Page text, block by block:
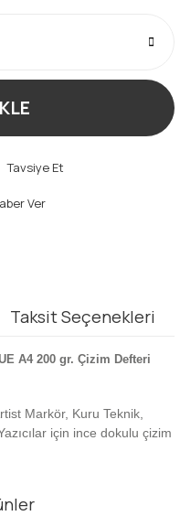
Tavsiye Et
Ver
Taksit Seçenekleri
A4 200 gr. Çizim Defteri
Markör, Kuru Teknik,
için ince dokulu çizim
ve diğer